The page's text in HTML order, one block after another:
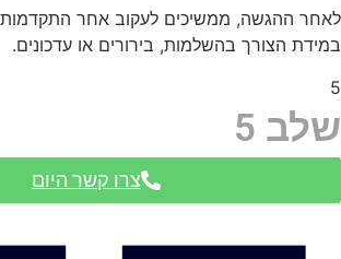
לאחר ההגשה, ממשיכים לעקוב אחר התקדמות
במידת הצורך בהשלמות, בירורים או עדכונים.
5
שלב 5
צרו קשר היום